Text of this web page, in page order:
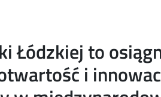
Łódzkiej to
i